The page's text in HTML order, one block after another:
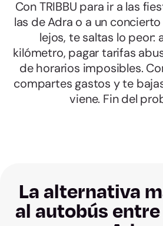
Con TRIBBU para ir a las
las de Adra o a un
lejos, te saltas lo peor:
kilómetro, pagar tarifas
de horarios imposibles.
compartes gastos y te
viene. Fin del
La alternativa
al autobús